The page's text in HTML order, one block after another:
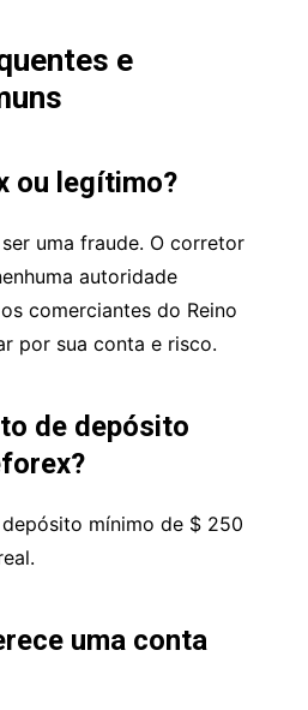
e
ou legítimo?
autoridade
comerciantes do Reino
de depósito
mínimo de $ 250